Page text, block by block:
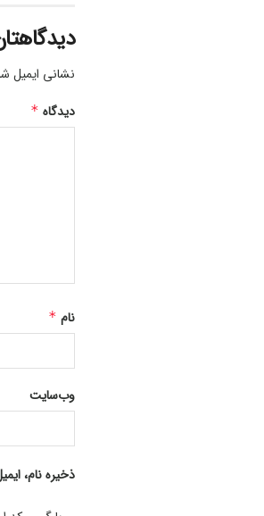
نشانی ایمیل
دیدگاه *
نام *
وب‌سایت
ذخیره نام،